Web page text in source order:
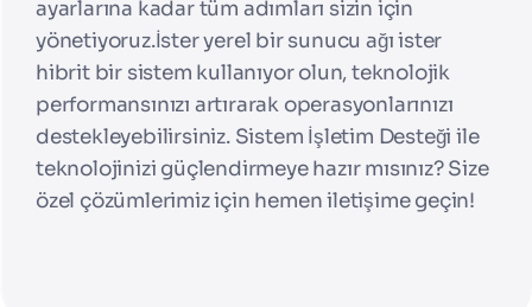
ayarlarına kadar tüm adımları sizin için
yönetiyoruz.İster yerel bir sunucu ağı ister
hibrit bir sistem kullanıyor olun, teknolojik
performansınızı artırarak operasyonlarınızı
destekleyebilirsiniz. Sistem İşletim Desteği ile
teknolojinizi güçlendirmeye hazır mısınız? Size
özel çözümlerimiz için hemen iletişime geçin!